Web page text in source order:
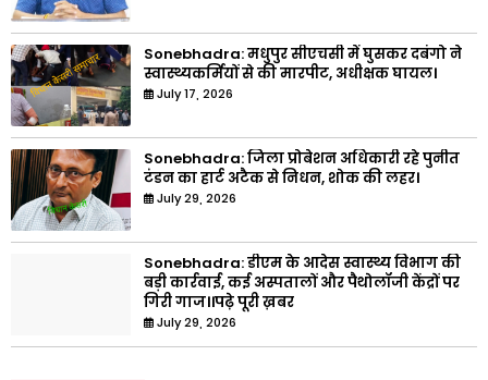
Sonebhadra: मधुपुर सीएचसी में घुसकर दबंगो ने
स्वास्थ्यकर्मियों से की मारपीट, अधीक्षक घायल।
July 17, 2026
Sonebhadra: जिला प्रोबेशन अधिकारी रहे पुनीत
टंडन का हार्ट अटैक से निधन, शोक की लहर।
July 29, 2026
Sonebhadra: डीएम के आदेस स्वास्थ्य विभाग की
बड़ी कार्रवाई, कई अस्पतालों और पैथोलॉजी केंद्रों पर
गिरी गाज।।पढ़े पूरी ख़बर
July 29, 2026